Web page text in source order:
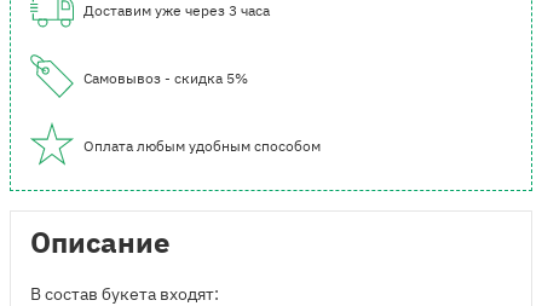
Доставим уже через 3 часа
Самовывоз - скидка 5%
Оплата любым удобным способом
Описание
В состав букета входят: